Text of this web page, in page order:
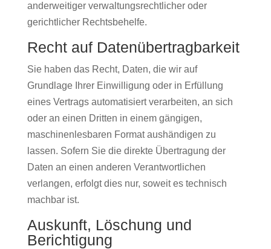
anderweitiger verwaltungsrechtlicher oder
gerichtlicher Rechtsbehelfe.
Recht auf Daten­übertrag­barkeit
Sie haben das Recht, Daten, die wir auf
Grundlage Ihrer Einwilligung oder in Erfüllung
eines Vertrags automatisiert verarbeiten, an sich
oder an einen Dritten in einem gängigen,
maschinenlesbaren Format aushändigen zu
lassen. Sofern Sie die direkte Übertragung der
Daten an einen anderen Verantwortlichen
verlangen, erfolgt dies nur, soweit es technisch
machbar ist.
Auskunft, Löschung und
Berichtigung